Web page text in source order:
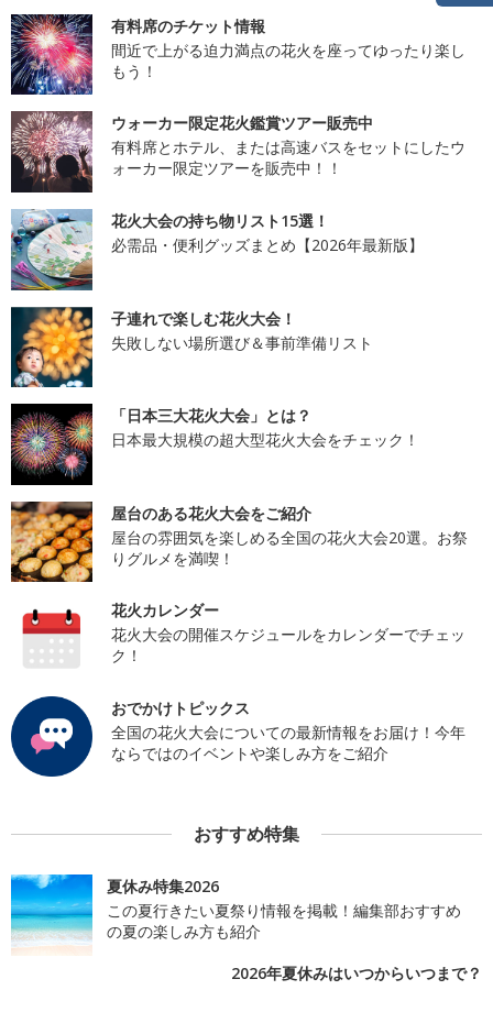
有料席のチケット情報
間近で上がる迫力満点の花火を座ってゆったり楽し
もう！
ウォーカー限定花火鑑賞ツアー販売中
有料席とホテル、または高速バスをセットにしたウ
ォーカー限定ツアーを販売中！！
花火大会の持ち物リスト15選！
必需品・便利グッズまとめ【2026年最新版】
子連れで楽しむ花火大会！
失敗しない場所選び＆事前準備リスト
「日本三大花火大会」とは？
日本最大規模の超大型花火大会をチェック！
屋台のある花火大会をご紹介
屋台の雰囲気を楽しめる全国の花火大会20選。お祭
りグルメを満喫！
花火カレンダー
花火大会の開催スケジュールをカレンダーでチェッ
ク！
おでかけトピックス
全国の花火大会についての最新情報をお届け！今年
ならではのイベントや楽しみ方をご紹介
おすすめ特集
夏休み特集2026
この夏行きたい夏祭り情報を掲載！編集部おすすめ
の夏の楽しみ方も紹介
2026年夏休みはいつからいつまで？